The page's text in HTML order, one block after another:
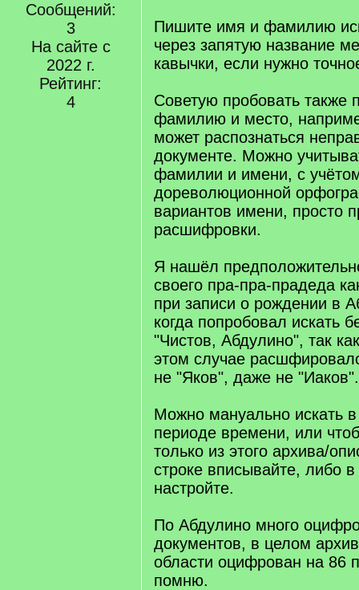
Сообщений:
3
На сайте с
2022 г.
Рейтинг:
4
Пишите имя и фамилию
через запятую название
кавычки, если нужно
Советую пробовать также
фамилию и место,
может распознаться
документе. Можно
фамилии и имени, с
дореволюционной
вариантов имени, просто
расшифровки.
Я нашёл
своего пра-пра-прадеда
при записи о рождении в
когда попробовал искать
"Чистов, Абдулино", так
этом случае
не "Яков", даже не "Иаков".
Можно мануально искать в
периоде времени, или
только из этого архива/
строке вписывайте, либо
настройте.
По Абдулино много
документов, в целом
области оцифрован на 86
помню.